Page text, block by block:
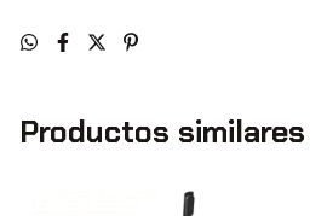
Productos similares